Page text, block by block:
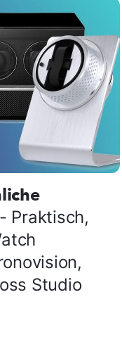
- Praktisch,
Studio